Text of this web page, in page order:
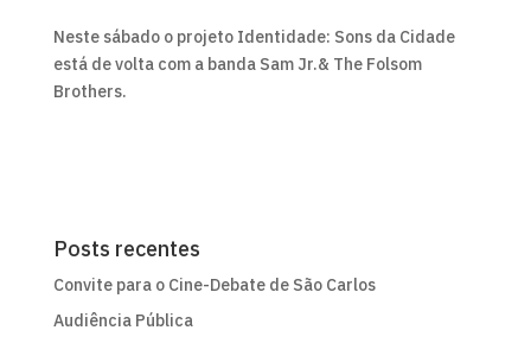
Neste sábado o projeto Identidade: Sons da Cidade
está de volta com a banda Sam Jr.& The Folsom
Brothers.
Posts recentes
Convite para o Cine-Debate de São Carlos
Audiência Pública